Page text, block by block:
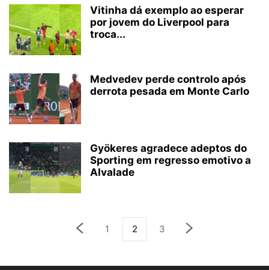
Vitinha dá exemplo ao esperar
por jovem do Liverpool para
troca...
Medvedev perde controlo após
derrota pesada em Monte Carlo
Gyökeres agradece adeptos do
Sporting em regresso emotivo a
Alvalade
1 2 3